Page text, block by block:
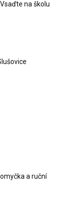
na školu
a ruční